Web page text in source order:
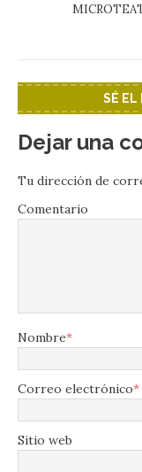
SÉ EL
Dejar una
Tu dirección de
Comentario
Nombre*
Correo electrónico*
Sitio web